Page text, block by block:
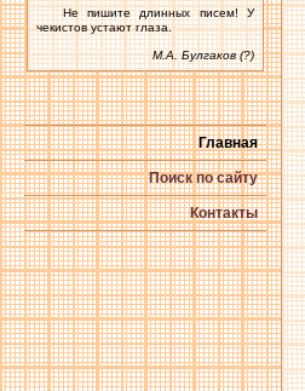
Не пишите длинных писем! У
чекистов устают глаза.
М.А. Булгаков (?)
Главная
Поиск по сайту
Контакты